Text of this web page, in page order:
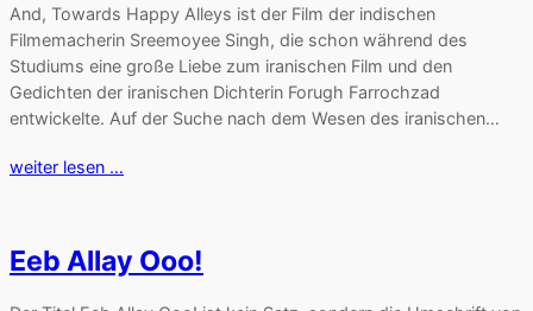
And, Towards Happy Alleys ist der Film der indischen
Filmemacherin Sreemoyee Singh, die schon während des
Studiums eine große Liebe zum iranischen Film und den
Gedichten der iranischen Dichterin Forugh Farrochzad
entwickelte. Auf der Suche nach dem Wesen des iranischen…
weiter lesen …
Eeb Allay Ooo!